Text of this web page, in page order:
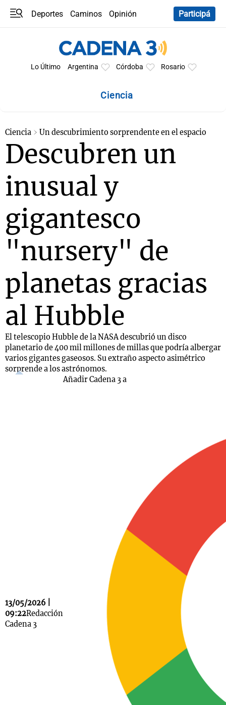
Deportes Caminos
Opinión
Participá
Lo Último Argentina Córdoba Rosario
Ciencia
Ciencia Un descubrimiento sorprendente en el espacio
Descubren un
inusual y
gigantesco
"nursery" de
planetas gracias
al Hubble
El telescopio Hubble de la NASA descubrió un disco
planetario de 400 mil millones de millas que podría albergar
varios gigantes gaseosos. Su extraño aspecto asimétrico
sorprende a los astrónomos.
13/05/2026 |
09:22Redacción
Cadena 3
Añadir Cadena 3 a